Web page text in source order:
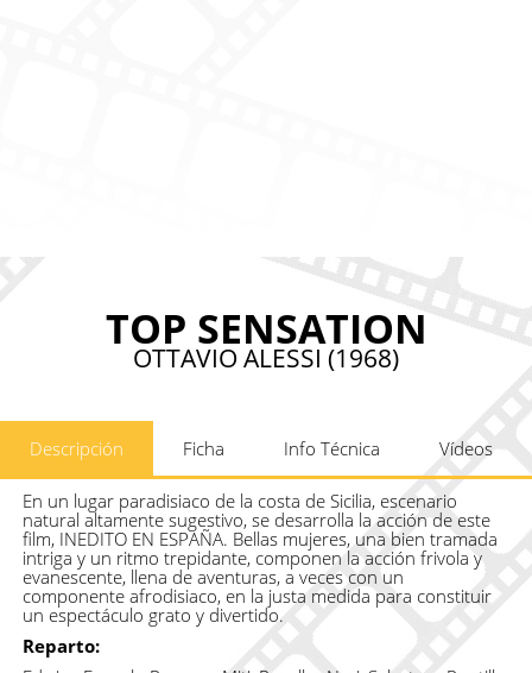
TOP SENSATION
OTTAVIO ALESSI (1968)
Descripción Ficha Info Técnica Vídeos
En un lugar paradisiaco de la costa de Sicilia, escenario
natural altamente sugestivo, se desarrolla la acción de este
film, INEDITO EN ESPAÑA. Bellas mujeres, una bien tramada
intriga y un ritmo trepidante, componen la acción frivola y
evanescente, llena de aventuras, a veces con un
componente afrodisiaco, en la justa medida para constituir
un espectáculo grato y divertido.
Reparto: